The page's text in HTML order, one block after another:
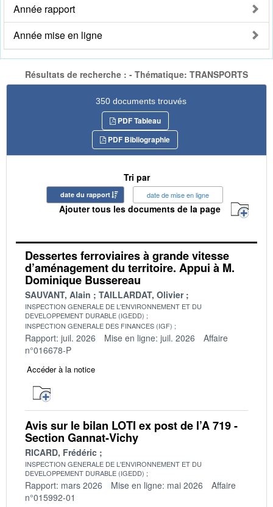
Année rapport
Année mise en ligne
Résultats de recherche : - Thématique: TRANSPORTS
350 documents trouvés
PDF Tableau
PDF Bibliographie
Tri par
date du rapport date de mise en ligne
Ajouter tous les documents de la page
Dessertes ferroviaires à grande vitesse
d’aménagement du territoire. Appui à M.
Dominique Bussereau
SAUVANT, Alain TAILLARDAT, Olivier
INSPECTION GENERALE DE L'ENVIRONNEMENT ET DU
DEVELOPPEMENT DURABLE (IGEDD)
INSPECTION GENERALE DES FINANCES (IGF)
Rapport: juil. 2026 Mise en ligne: juil. 2026
Affaire
n°016678-P
Accéder à la notice
Avis sur le bilan LOTI ex post de l’A 719 -
Section Gannat-Vichy
RICARD, Frédéric
INSPECTION GENERALE DE L'ENVIRONNEMENT ET DU
DEVELOPPEMENT DURABLE (IGEDD)
Rapport: mars 2026 Mise en ligne: mai 2026
Affaire
n°015992-01